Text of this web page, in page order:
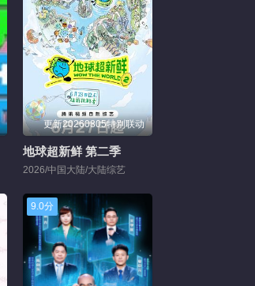
更新20260805特别联动
地球超新鲜 第二季
2026/中国大陆/大陆综艺
9.0分